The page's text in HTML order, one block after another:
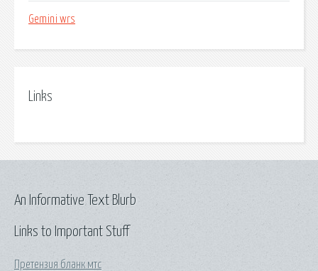
Gemini wrs
Links
Links to Important Stuff
Претензия бланк мтс
An Informative Text Blurb